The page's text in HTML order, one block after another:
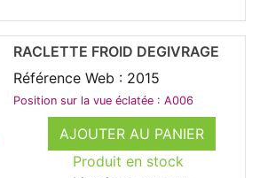
AJOUTER AU PANIER
Produit en stock
RACLETTE FROID DEGIVRAGE
Référence Web : 2015
Position sur la vue éclatée : A006